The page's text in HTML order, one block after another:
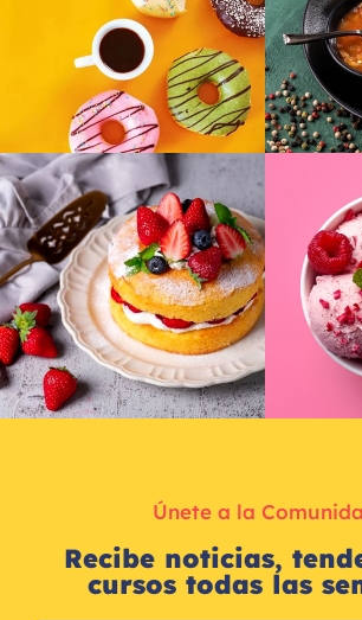
Únete a la
Recibe noticias,
cursos todas las